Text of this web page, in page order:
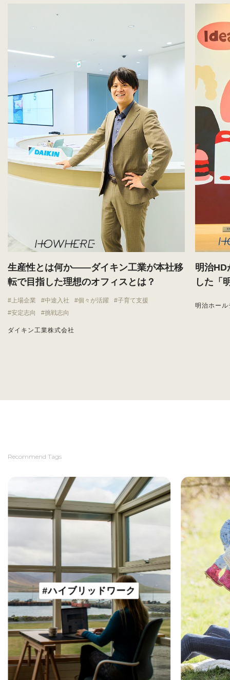
生産性とは何か——ダイキン工業が本社移
転で目指した理想のオフィスとは？
上場企業 中途入社 個々が活躍
子育て支援
安定志向
挑戦志向
ダイキン工業株式会社
明治HD
した「
明治ホー
Recommend Tags
#ハイブリッドワーク